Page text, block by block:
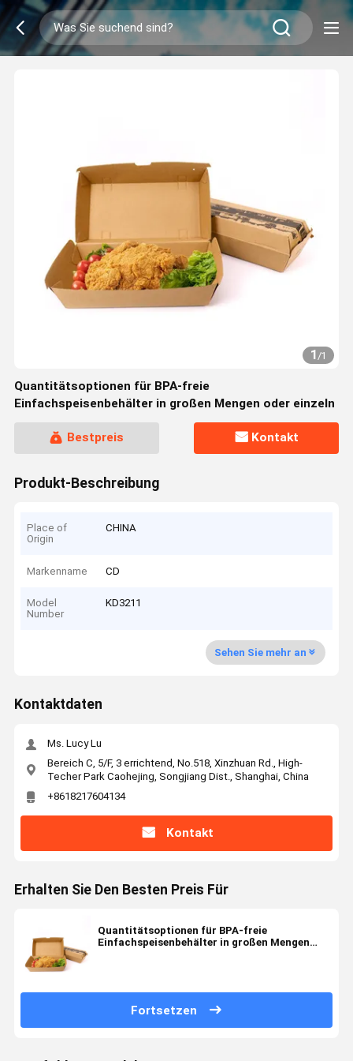
1/1
Quantitätsoptionen für BPA-freie
Einfachspeisenbehälter in großen Mengen oder einzeln
Bestpreis Kontakt
Produkt-Beschreibung
Place of
Origin
CHINA
Markenname CD
Model
Number
KD3211
Sehen Sie mehr an
Kontaktdaten
Ms. Lucy Lu
Bereich C, 5/F, 3 errichtend, No.518, Xinzhuan Rd., High-
Techer Park Caohejing, Songjiang Dist., Shanghai, China
+8618217604134
Kontakt
Erhalten Sie Den Besten Preis Für
Quantitätsoptionen für BPA-freie
Einfachspeisenbehälter in großen Mengen
Fortsetzen